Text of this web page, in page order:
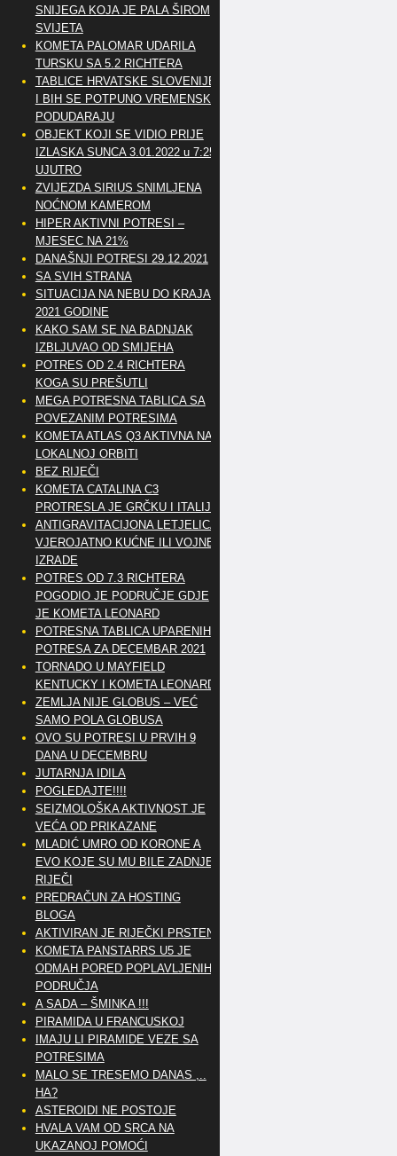
SNIJEGA KOJA JE PALA ŠIROM
SVIJETA
KOMETA PALOMAR UDARILA
TURSKU SA 5.2 RICHTERA
TABLICE HRVATSKE SLOVENIJE
I BIH SE POTPUNO VREMENSKI
PODUDARAJU
OBJEKT KOJI SE VIDIO PRIJE
IZLASKA SUNCA 3.01.2022 u 7:25
UJUTRO
ZVIJEZDA SIRIUS SNIMLJENA
NOĆNOM KAMEROM
HIPER AKTIVNI POTRESI –
MJESEC NA 21%
DANAŠNJI POTRESI 29.12.2021
SA SVIH STRANA
SITUACIJA NA NEBU DO KRAJA
2021 GODINE
KAKO SAM SE NA BADNJAK
IZBLJUVAO OD SMIJEHA
POTRES OD 2.4 RICHTERA
KOGA SU PREŠUTLI
MEGA POTRESNA TABLICA SA
POVEZANIM POTRESIMA
KOMETA ATLAS Q3 AKTIVNA NA
LOKALNOJ ORBITI
BEZ RIJEČI
KOMETA CATALINA C3
PROTRESLA JE GRČKU I ITALIJU
ANTIGRAVITACIJONA LETJELICA
VJEROJATNO KUĆNE ILI VOJNE
IZRADE
POTRES OD 7.3 RICHTERA
POGODIO JE PODRUČJE GDJE
JE KOMETA LEONARD
POTRESNA TABLICA UPARENIH
POTRESA ZA DECEMBAR 2021
TORNADO U MAYFIELD
KENTUCKY I KOMETA LEONARD
ZEMLJA NIJE GLOBUS – VEĆ
SAMO POLA GLOBUSA
OVO SU POTRESI U PRVIH 9
DANA U DECEMBRU
JUTARNJA IDILA
POGLEDAJTE!!!!
SEIZMOLOŠKA AKTIVNOST JE
VEĆA OD PRIKAZANE
MLADIĆ UMRO OD KORONE A
EVO KOJE SU MU BILE ZADNJE
RIJEČI
PREDRAČUN ZA HOSTING
BLOGA
AKTIVIRAN JE RIJEČKI PRSTEN
KOMETA PANSTARRS U5 JE
ODMAH PORED POPLAVLJENIH
PODRUČJA
A SADA – ŠMINKA !!!
PIRAMIDA U FRANCUSKOJ
IMAJU LI PIRAMIDE VEZE SA
POTRESIMA
MALO SE TRESEMO DANAS ,..
HA?
ASTEROIDI NE POSTOJE
HVALA VAM OD SRCA NA
UKAZANOJ POMOĆI